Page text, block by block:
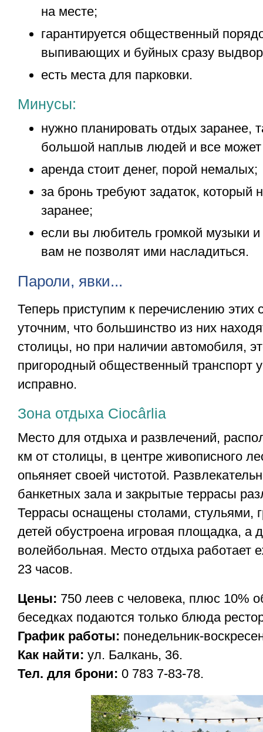
на месте;
гарантируется общественный
выпивающих и буйных сразу
есть места для парковки.
Минусы:
нужно планировать отдых заранее,
большой наплыв людей и все может
аренда стоит денег, порой немалых;
за бронь требуют задаток, который
заранее;
если вы любитель громкой музыки
вам не позволят ими насладиться.
Пароли, явки...
Теперь приступим к перечислению этих
уточним, что большинство из них
столицы, но при наличии автомобиля,
пригородный общественный транспорт
исправно.
Зона отдыха Ciocârlia
Место для отдыха и развлечений,
км от столицы, в центре живописного
опьяняет своей чистотой.
банкетных зала и закрытые террасы
Террасы оснащены столами, стульями,
детей обустроена игровая площадка, а
волейбольная. Место отдыха работает
23 часов.
Цены: 750 леев с человека, плюс 10%
беседках подаются только блюда
График работы: понедельник-
Как найти: ул. Балкань, 36.
Тел. для брони: 0 783 7-83-78.